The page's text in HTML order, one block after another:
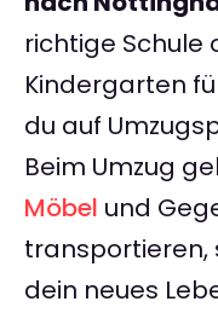
richtige
Kindergarten
du auf
Beim Umzug
Möbel und
transportieren,
dein neues